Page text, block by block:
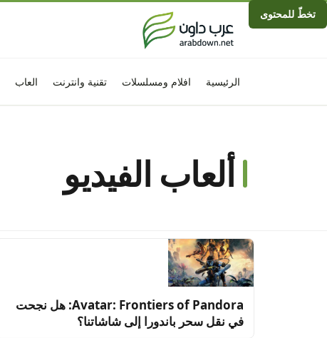
تخطّ للمحتوى
الرئيسية افلام ومسلسلات تقنية وانترنت العاب
ألعاب الفيديو
Avatar: Frontiers of Pandora: هل نجحت
في نقل سحر باندورا إلى شاشاتنا؟